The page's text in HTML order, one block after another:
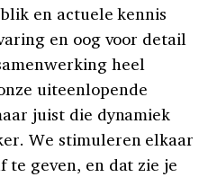
en actuele kennis
en oog voor detail
heel
uiteenlopende
juist die dynamiek
We stimuleren elkaar
te geven, en dat zie je